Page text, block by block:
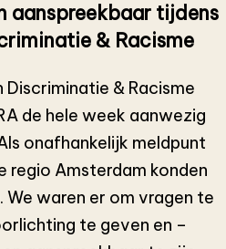
aanspreekbaar tijdens
& Racisme
& Racisme
de hele week aanwezig
onafhankelijk meldpunt
regio Amsterdam konden
waren er om vragen te
te geven en –